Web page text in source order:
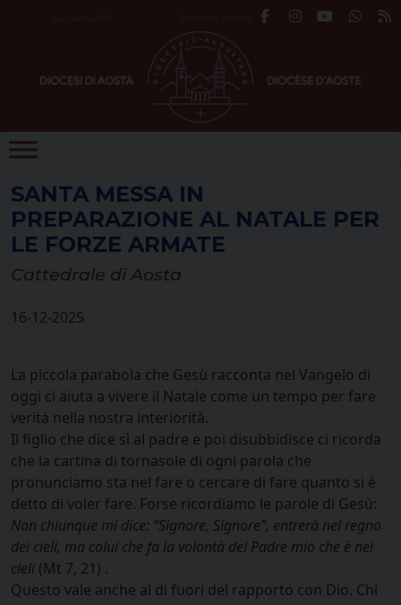
SANTA MESSA IN
PREPARAZIONE AL NATALE PER
LE FORZE ARMATE
Cattedrale di Aosta
16-12-2025
La piccola parabola che Gesù racconta nel Vangelo di
oggi ci aiuta a vivere il Natale come un tempo per fare
verità nella nostra interiorità.
Il figlio che dice sì al padre e poi disubbidisce ci ricorda
che la cartina di tornasole di ogni parola che
pronunciamo sta nel fare o cercare di fare quanto si è
detto di voler fare. Forse ricordiamo le parole di Gesù:
Non chiunque mi dice: “Signore, Signore”, entrerà nel regno
dei cieli, ma colui che fa la volontà del Padre mio che è nei
cieli (Mt 7, 21) .
Questo vale anche al di fuori del rapporto con Dio. Chi